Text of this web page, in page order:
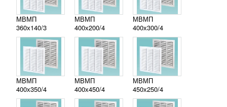
МВМП
360х140/3
МВМП
400х200/4
МВМП
400х300/4
МВМП
400х350/4
МВМП
400х450/4
МВМП
450х250/4